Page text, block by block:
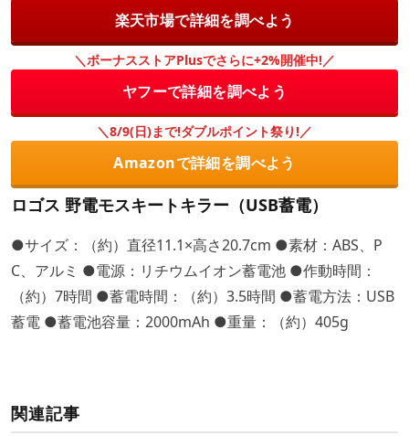
楽天市場で詳細を調べよう
＼ボーナスストアPlusでさらに+2%開催中!／
ヤフーで詳細を調べよう
＼8/9(日)まで!ダブルポイント祭り!／
Amazonで詳細を調べよう
ロゴス 野電モスキートキラー（USB蓄電）
●サイズ：（約）直径11.1×高さ20.7cm ●素材：ABS、P
C、アルミ ●電源：リチウムイオン蓄電池 ●作動時間：
（約）7時間 ●蓄電時間：（約）3.5時間 ●蓄電方法：USB
蓄電 ●蓄電池容量：2000mAh ●重量：（約）405g
関連記事